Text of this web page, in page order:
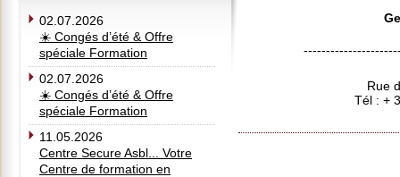
02.07.2026
☀️ Congés d’été & Offre
spéciale Formation
02.07.2026
☀️ Congés d’été & Offre
spéciale Formation
11.05.2026
Centre Secure Asbl... Votre
Centre de formation en
Rue
Tél : +